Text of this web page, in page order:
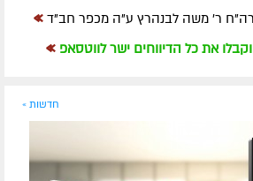
ר' משה לבנהרץ ע"ה מכפר חב"ד »
את כל הדיווחים ישר לווטסאפ »
חדשות »